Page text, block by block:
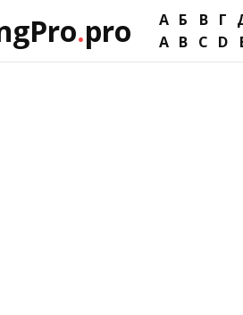
.pro А Б В Г
A B C D